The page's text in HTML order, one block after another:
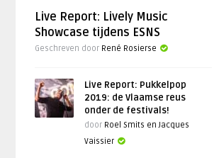
Live Report: Lively Music
Showcase tijdens ESNS
Geschreven door René Rosierse
Live Report: Pukkelpop
2019: de Vlaamse reus
onder de festivals!
door Roel Smits en Jacques
Vaissier